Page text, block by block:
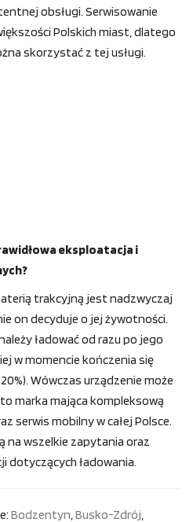
obsługi. Serwisowanie
Polskich miast, dlatego
skorzystać z tej usługi.
eksploatacja i
trakcyjną jest nadzwyczaj
on decyduje o jej żywotności.
ładować od razu po jego
w momencie kończenia się
Wówczas urządzenie może
marka mająca kompleksową
serwis mobilny w całej Polsce.
na wszelkie zapytania oraz
dotyczących ładowania.
Bodzentyn,Busko-Zdrój,